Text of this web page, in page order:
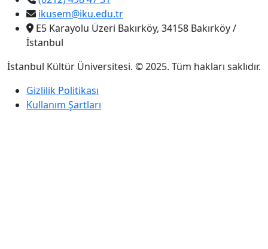
ikusem@iku.edu.tr
E5 Karayolu Üzeri Bakırköy, 34158 Bakırköy /
İstanbul
İstanbul Kültür Üniversitesi. © 2025. Tüm hakları saklıdır.
Gizlilik Politikası
Kullanım Şartları